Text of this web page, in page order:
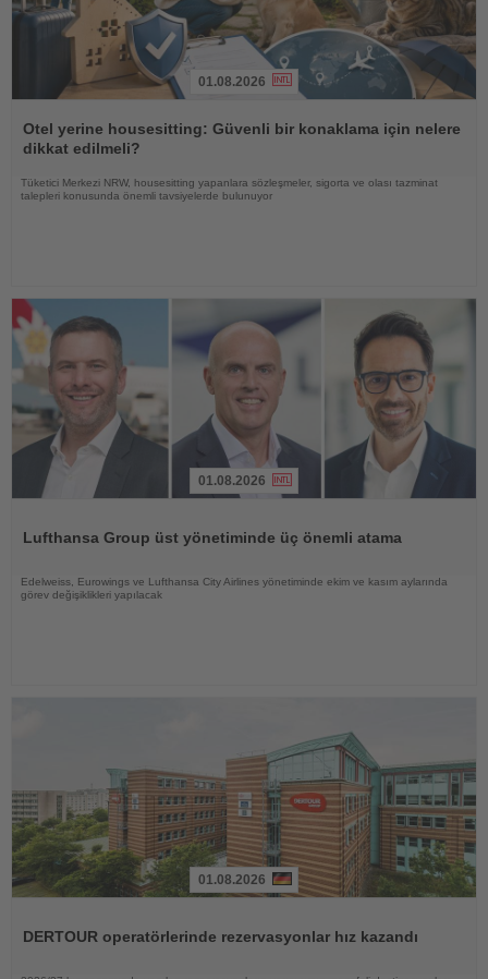
Oku
01.08.2026
Otel yerine housesitting: Güvenli bir konaklama için nelere
dikkat edilmeli?
Tüketici Merkezi NRW, housesitting yapanlara sözleşmeler, sigorta ve olası tazminat
talepleri konusunda önemli tavsiyelerde bulunuyor
01.08.2026
Lufthansa Group üst yönetiminde üç önemli atama
Edelweiss, Eurowings ve Lufthansa City Airlines yönetiminde ekim ve kasım aylarında
görev değişiklikleri yapılacak
01.08.2026
DERTOUR operatörlerinde rezervasyonlar hız kazandı